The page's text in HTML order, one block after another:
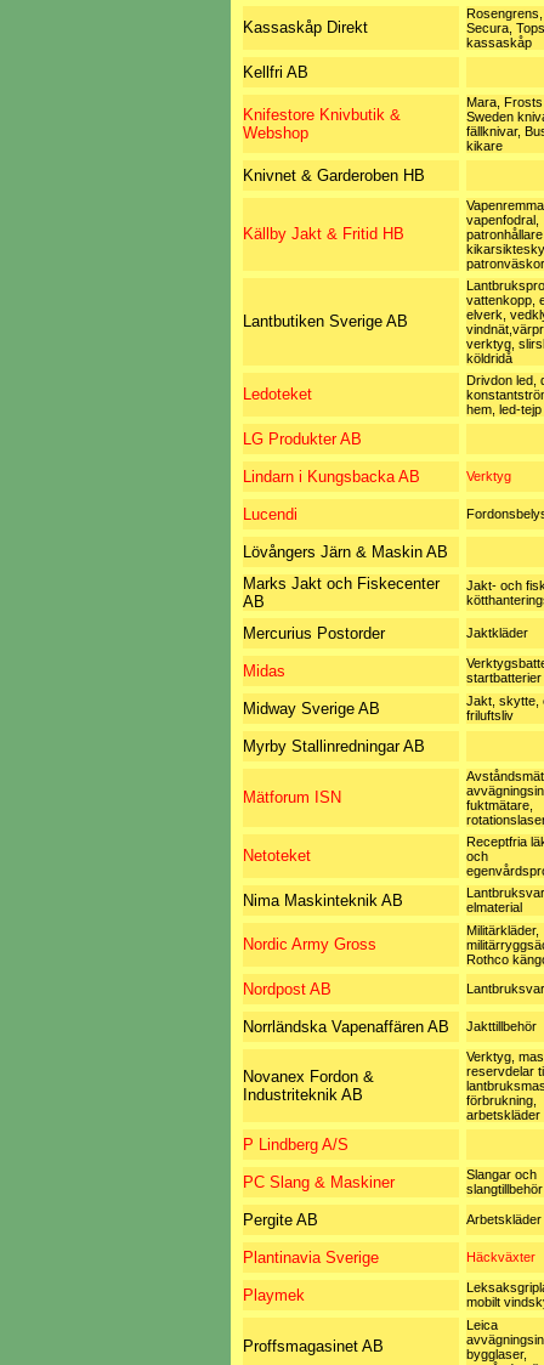
Kassaskåp Direkt
Secura,
kassaskåp
Kellfri AB
Knifestore Knivbutik &
Webshop
Mara,
Sweden
fällknivar,
kikare
Knivnet & Garderoben HB
Källby Jakt & Fritid HB
vapenfodral,
Lantbutiken Sverige AB
vattenkopp,
elverk,
verktyg,
köldridå
Ledoteket
Drivdon led,
hem, led-tejp
LG Produkter AB
Lindarn i Kungsbacka AB Verktyg
Lucendi
Lövångers Järn & Maskin AB
Marks Jakt och Fiskecenter
AB
Jakt- och
Mercurius Postorder Jaktkläder
Midas
startbatterier
Midway Sverige AB
Jakt, skytte,
friluftsliv
Myrby Stallinredningar AB
Mätforum ISN
fuktmätare,
Netoteket
Receptfria
och
Nima Maskinteknik AB
elmaterial
Nordic Army Gross
Militärkläder,
Rothco
Nordpost AB
Norrländska Vapenaffären AB Jakttillbehör
Novanex Fordon &
Industriteknik AB
Verktyg,
reservdelar
förbrukning,
arbetskläder
P Lindberg A/S
PC Slang & Maskiner
Slangar och
slangtillbehör
Pergite AB Arbetskläder
Plantinavia Sverige Häckväxter
Playmek
mobilt
Proffsmagasinet AB
Leica
bygglaser,